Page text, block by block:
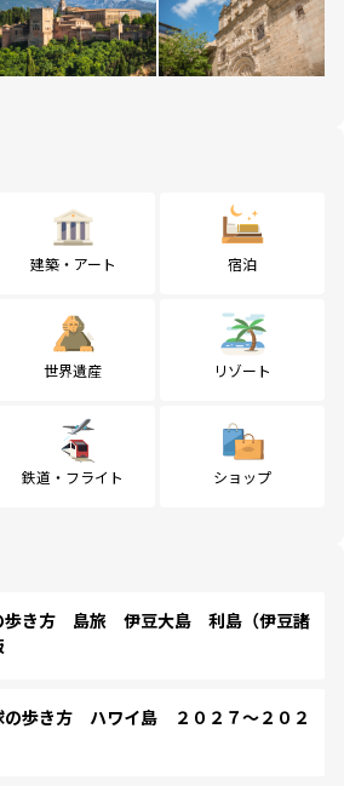
建築・アート 宿泊
世界遺産 リゾート
鉄道・フライト ショップ
歩き方 島旅 伊豆大島 利島（伊豆諸
歩き方 ハワイ島 ２０２７～２０２